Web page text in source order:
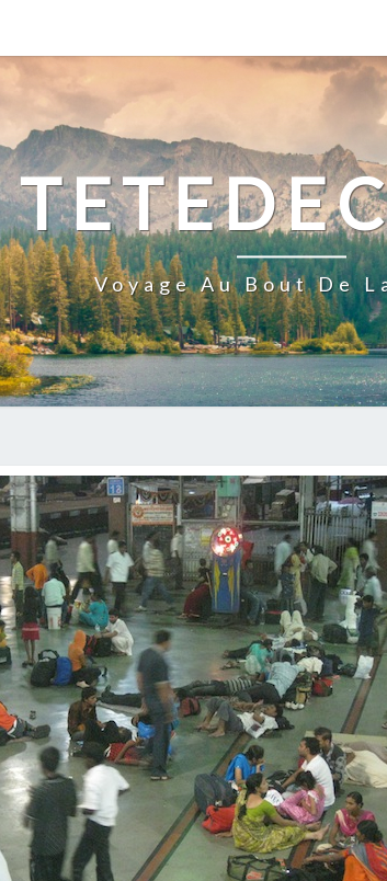
Voyage Au Bout De